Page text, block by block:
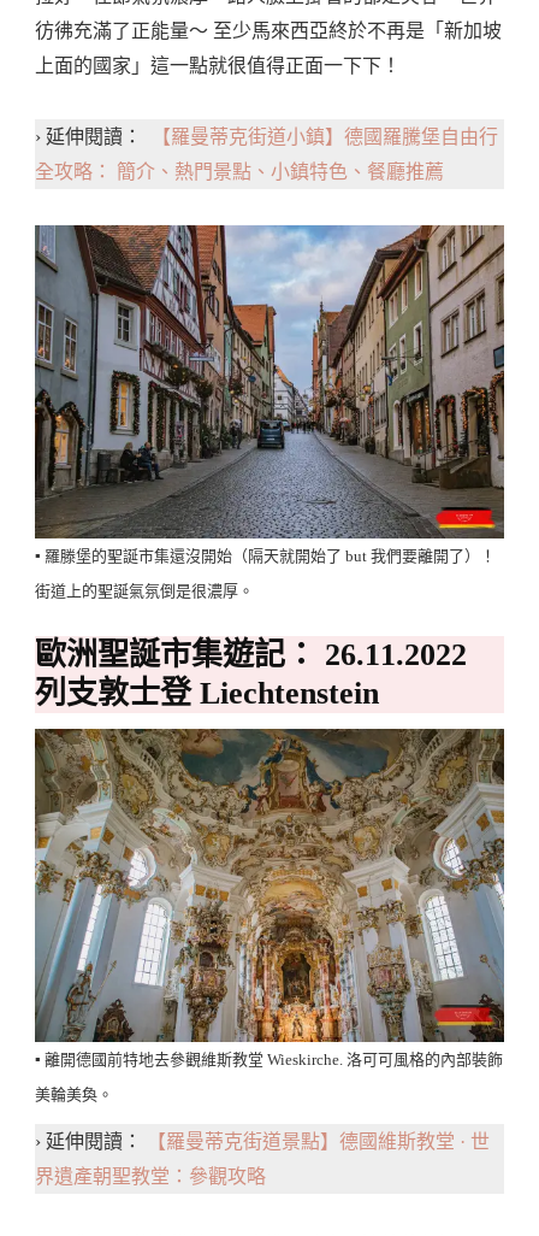
彷彿充滿了正能量～ 至少馬來西亞終於不再是「新加坡
上面的國家」這一點就很值得正面一下下！
› 延伸閱讀：
【羅曼蒂克街道小鎮】德國羅騰堡自由行
全攻略： 簡介、熱門景點、小鎮特色、餐廳推薦
▪️ 羅滕堡的聖誕市集還沒開始（隔天就開始了 but 我們要離開了）！
街道上的聖誕氣氛倒是很濃厚。
歐洲聖誕市集遊記： 26.11.2022
列支敦士登 Liechtenstein
▪️ 離開德國前特地去參觀維斯教堂 Wieskirche. 洛可可風格的內部裝飾
美輪美奐。
› 延伸閱讀：
【羅曼蒂克街道景點】德國維斯教堂 · 世
界遺產朝聖教堂：參觀攻略